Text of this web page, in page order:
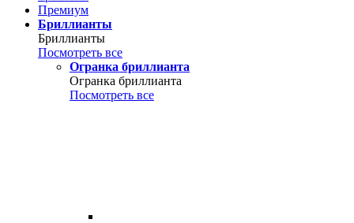
Премиум
Бриллианты
Бриллианты
Посмотреть все
Огранка бриллианта
Огранка бриллианта
Посмотреть все